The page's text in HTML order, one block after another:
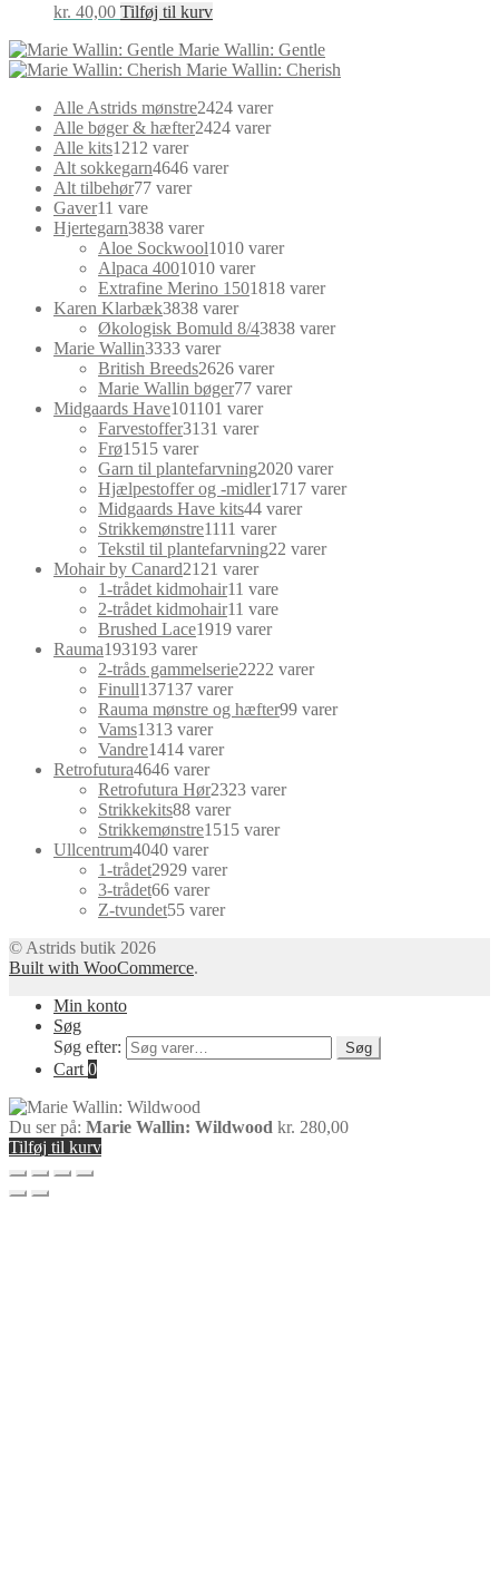
kr. 40,00 Tilføj til kurv
Marie Wallin: Gentle
Marie Wallin: Cherish
Alle Astrids mønstre2424 varer
Alle bøger & hæfter2424 varer
Alle kits1212 varer
Alt sokkegarn4646 varer
Alt tilbehør77 varer
Gaver11 vare
Hjertegarn3838 varer
Aloe Sockwool1010 varer
Alpaca 4001010 varer
Extrafine Merino 1501818 varer
Karen Klarbæk3838 varer
Økologisk Bomuld 8/43838 varer
Marie Wallin3333 varer
British Breeds2626 varer
Marie Wallin bøger77 varer
Midgaards Have101101 varer
Farvestoffer3131 varer
Frø1515 varer
Garn til plantefarvning2020 varer
Hjælpestoffer og -midler1717 varer
Midgaards Have kits44 varer
Strikkemønstre1111 varer
Tekstil til plantefarvning22 varer
Mohair by Canard21 21 varer
1-trådet kidmohair11 vare
2-trådet kidmohair11 vare
Brushed Lace1919 varer
Rauma193193 varer
2-tråds gammelserie2222 varer
Finull137137 varer
Rauma mønstre og hæfter99 varer
Vams1313 varer
Vandre1414 varer
Retrofutura4646 varer
Retrofutura Hør2323 varer
Strikkekits88 varer
Strikkemønstre1515 varer
Ullcentrum4040 varer
1-trådet2929 varer
3-trådet66 varer
Z-tvundet55 varer
© Astrids butik 2026
Built with WooCommerce.
Min konto
Søg
Søg efter:
Søg
Cart 0
Du ser på: Marie Wallin: Wildwood kr. 280,00
Tilføj til kurv